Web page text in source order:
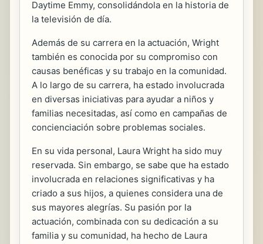
Daytime Emmy, consolidándola en la historia de
la televisión de día.
Además de su carrera en la actuación, Wright
también es conocida por su compromiso con
causas benéficas y su trabajo en la comunidad.
A lo largo de su carrera, ha estado involucrada
en diversas iniciativas para ayudar a niños y
familias necesitadas, así como en campañas de
concienciación sobre problemas sociales.
En su vida personal, Laura Wright ha sido muy
reservada. Sin embargo, se sabe que ha estado
involucrada en relaciones significativas y ha
criado a sus hijos, a quienes considera una de
sus mayores alegrías. Su pasión por la
actuación, combinada con su dedicación a su
familia y su comunidad, ha hecho de Laura